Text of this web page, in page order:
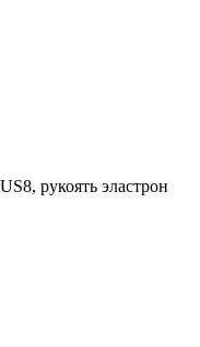
рукоять эластрон